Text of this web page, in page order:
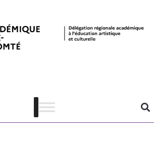
22 –
suédés